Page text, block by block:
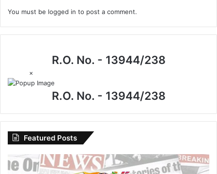
You must be logged in to post a comment.
R.O. No. - 13944/238
×
R.O. No. - 13944/238
Featured Posts
विशेष
लेख